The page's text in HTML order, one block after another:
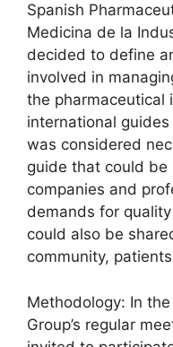
Spanish
Medicina de la
decided to define
involved in
the pharmaceutical
international
was considered
guide that could be
companies and
demands for
could also be
community,
Methodology: In
Group’s regular